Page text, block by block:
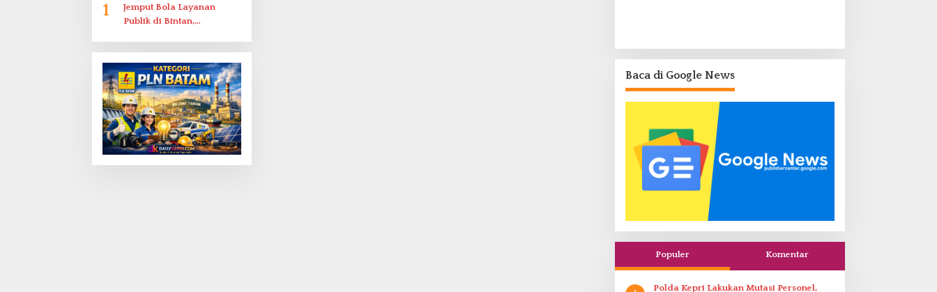
1
Jemput Bola Layanan
Publik di Bintan,
Solar Nelayan
Baca di Google News
Populer Komentar
Polda Kepri Lakukan Mutasi Personel,